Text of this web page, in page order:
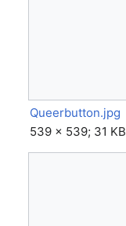
Queerbutton.jpg
539 × 539; 31 KB